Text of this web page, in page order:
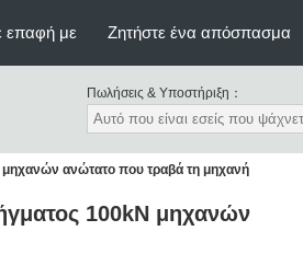
επαφή με Ζητήστε ένα απόσπασμα
Πωλήσεις & Υποστήριξη：
ανώτατο που τραβά τη μηχανή
100kN μηχανών